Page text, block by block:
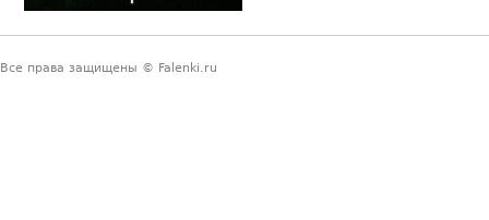
Все права защищены © Falenki.ru